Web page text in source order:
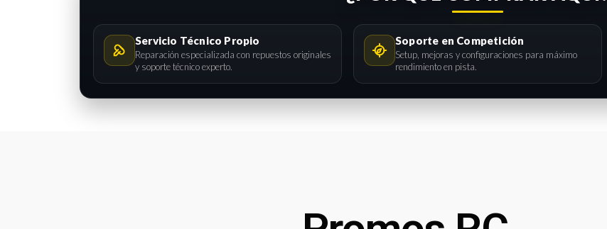
Servicio Técnico Propio
Reparación especializada con repuestos originales
y soporte técnico experto.
Soporte en Competición
Setup, mejoras y configuraciones para máximo
rendimiento en pista.